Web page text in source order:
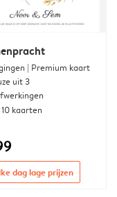
| Premium kaart
uit 3
kaarten
dag lage prijzen